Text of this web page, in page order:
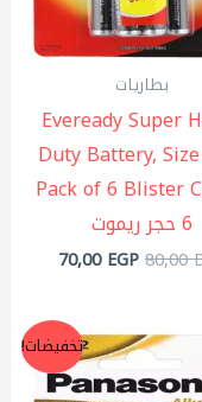
بطاريات
Eveready Super
Duty Battery,
Pack of 6 Blister
6 حجر ريموت
80,00
70,00EGP
تخفيضات! السعر
الأصلي
هو:
السعر
الحالي
هو: